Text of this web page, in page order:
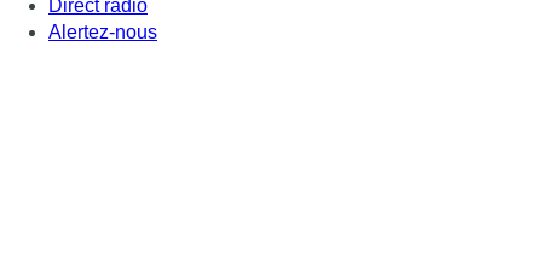
Direct radio
Alertez-nous